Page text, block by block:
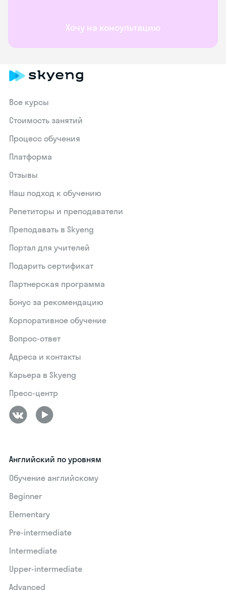
Хочу на консультацию
Все курсы
Стоимость занятий
Процесс обучения
Платформа
Отзывы
Наш подход к обучению
Репетиторы и преподаватели
Преподавать в Skyeng
Портал для учителей
Подарить сертификат
Партнерская программа
Бонус за рекомендацию
Корпоративное обучение
Вопрос-ответ
Адреса и контакты
Карьера в Skyeng
Пресс-центр
Английский по уровням
Обучение английскому
Beginner
Elementary
Pre-intermediate
Intermediate
Upper-intermediate
Advanced